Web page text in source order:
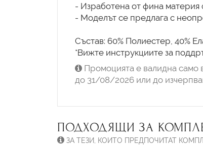
- Изработена от фина материя
- Моделът се предлага с
Състав: 60% Полиестер, 40%
*Вижте инструкциите за
Промоцията е валидна само
до 31/08/2026 или до
ПОДХОДЯЩИ ЗА
ЗА ТЕЗИ, КОИТО ПРЕДПОЧИТАТ